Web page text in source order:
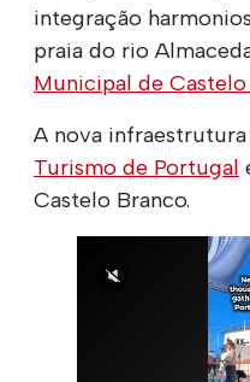
integração
praia do rio
Municipal de
A nova
Turismo de Portugal
Castelo Branco.